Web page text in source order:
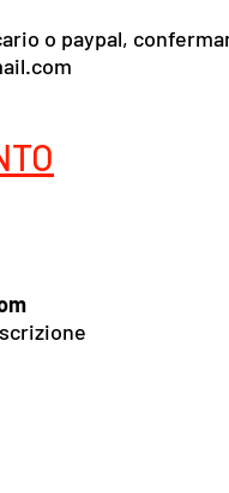
o paypal,